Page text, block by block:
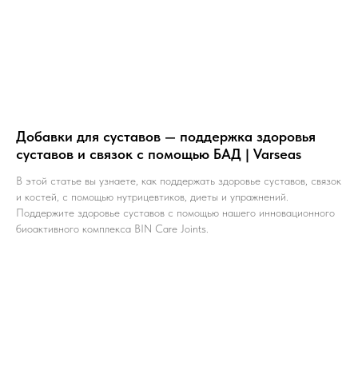
Добавки для суставов — поддержка здоровья
суставов и связок с помощью БАД | Varseas
В этой статье вы узнаете, как поддержать здоровье суставов, связок
и костей, с помощью нутрицевтиков, диеты и упражнений.
Поддержите здоровье суставов с помощью нашего инновационного
биоактивного комплекса BIN Care Joints.